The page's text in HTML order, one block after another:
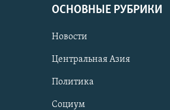
ОСНОВНЫЕ РУБРИКИ
Новости
Центральная Азия
Политика
Социум